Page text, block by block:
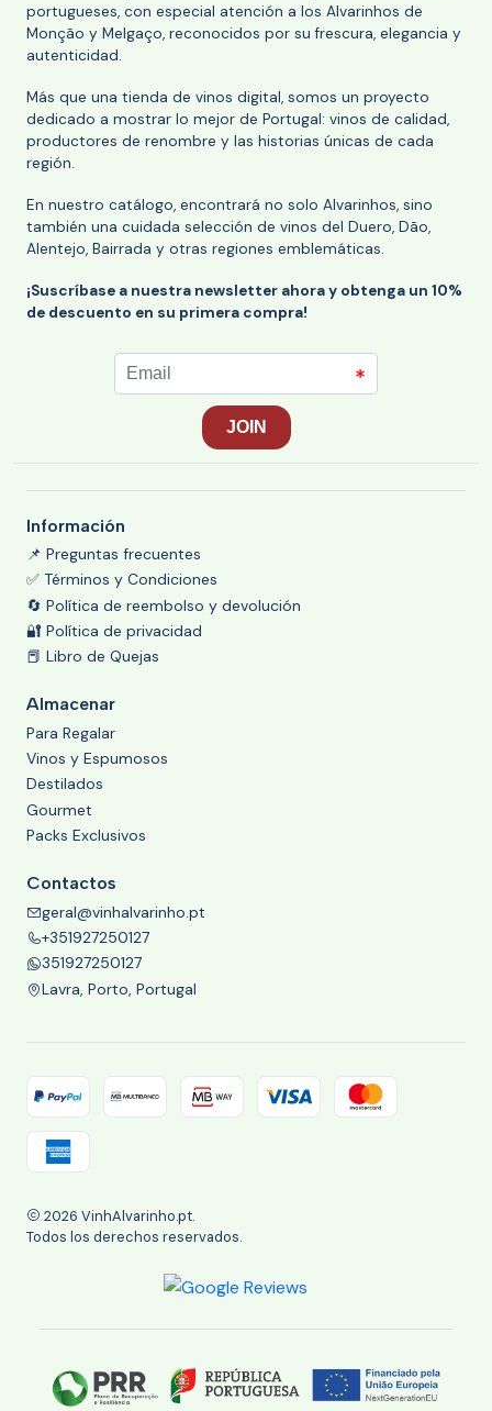
portugueses, con especial atención a los Alvarinhos de
Monção y Melgaço, reconocidos por su frescura, elegancia y
autenticidad.
Más que una tienda de vinos digital, somos un proyecto
dedicado a mostrar lo mejor de Portugal: vinos de calidad,
productores de renombre y las historias únicas de cada
región.
En nuestro catálogo, encontrará no solo Alvarinhos, sino
también una cuidada selección de vinos del Duero, Dão,
Alentejo, Bairrada y otras regiones emblemáticas.
¡Suscríbase a nuestra newsletter ahora y obtenga un 10%
de descuento en su primera compra!
Información
📌 Preguntas frecuentes
✅ Términos y Condiciones
🔄 Política de reembolso y devolución
🔐 Política de privacidad
📕 Libro de Quejas
Almacenar
Para Regalar
Vinos y Espumosos
Destilados
Gourmet
Packs Exclusivos
Contactos
geral@vinhalvarinho.pt
+351927250127
351927250127
Lavra, Porto, Portugal
2026 VinhAlvarinho.pt.
Todos los derechos reservados.